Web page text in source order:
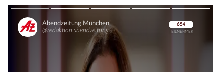
Überspringen